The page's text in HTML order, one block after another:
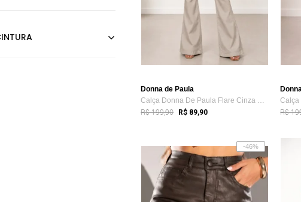
Donna de Paula
Calça Donna De Paula Flare Cinza Claro F...
R$ 199,90 R$ 89,90 R$
-46%